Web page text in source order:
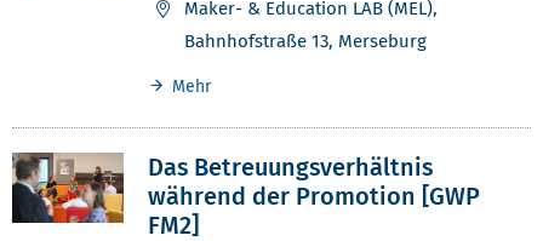
Maker- & Education LAB (MEL),
Bahnhofstraße 13, Merseburg
Mehr
Das Betreuungsverhältnis
während der Promotion [GWP
FM2]